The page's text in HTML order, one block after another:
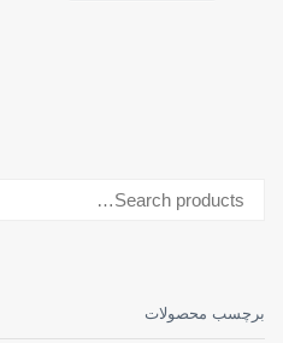
برچسب محصولات